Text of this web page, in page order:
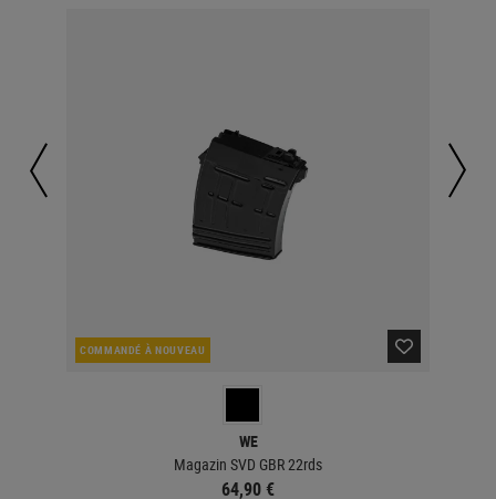
COMMANDÉ À NOUVEAU
WE
Magazin SVD GBR 22rds
64,90 €